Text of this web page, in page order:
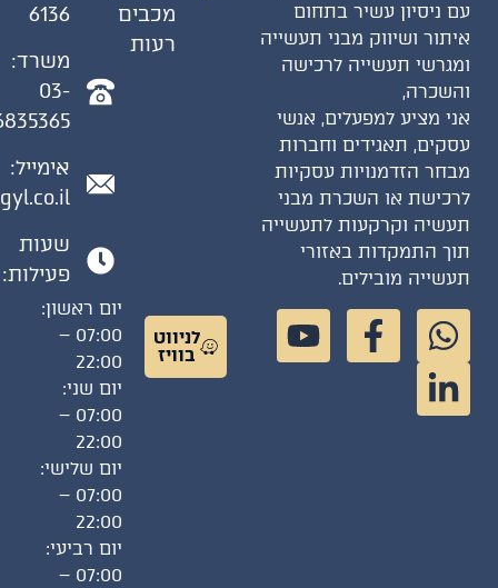
ניסיון עשיר בתחום
ושיווק מבני תעשייה
תעשייה לרכישה
מציע למפעלים, אנשי
תאגידים וחברות
הזדמנויות עסקיות
או השכרת מבני
וקרקעות לתעשייה
התמקדות באזורי
מובילים.
מכבים
רעות
לניווט
בוויז
6136
משרד:
03-
6835365
אימייל:
gil@gyl.co.il
שעות
פעילות:
יום ראשון:
07:00 –
22:00
יום שני:
07:00 –
22:00
יום שלישי:
07:00 –
22:00
יום רביעי:
07:00 –